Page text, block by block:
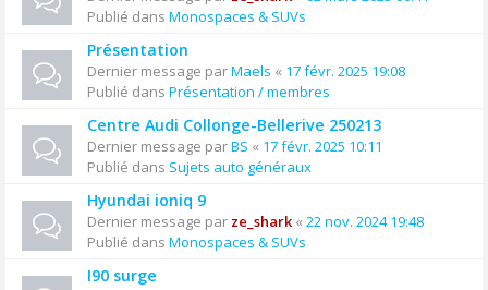
Publié dans Monospaces & SUVs
Présentation
Dernier message parMaels « 17 févr. 2025 19:08
Publié dans Présentation / membres
Centre Audi Collonge-Bellerive 250213
Dernier message parBS « 17 févr. 2025 10:11
Publié dans Sujets auto généraux
Hyundai ioniq 9
Dernier message par ze_shark« 22 nov. 2024 19:48
Publié dans Monospaces & SUVs
I90 surge